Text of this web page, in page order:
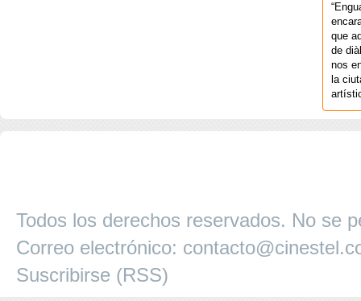
que
de
nos
la
Todos los derechos reservados. No se
Correo electrónico:
Suscribirse (RSS)